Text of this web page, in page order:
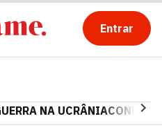
Entrar
NA UCRÂNIA